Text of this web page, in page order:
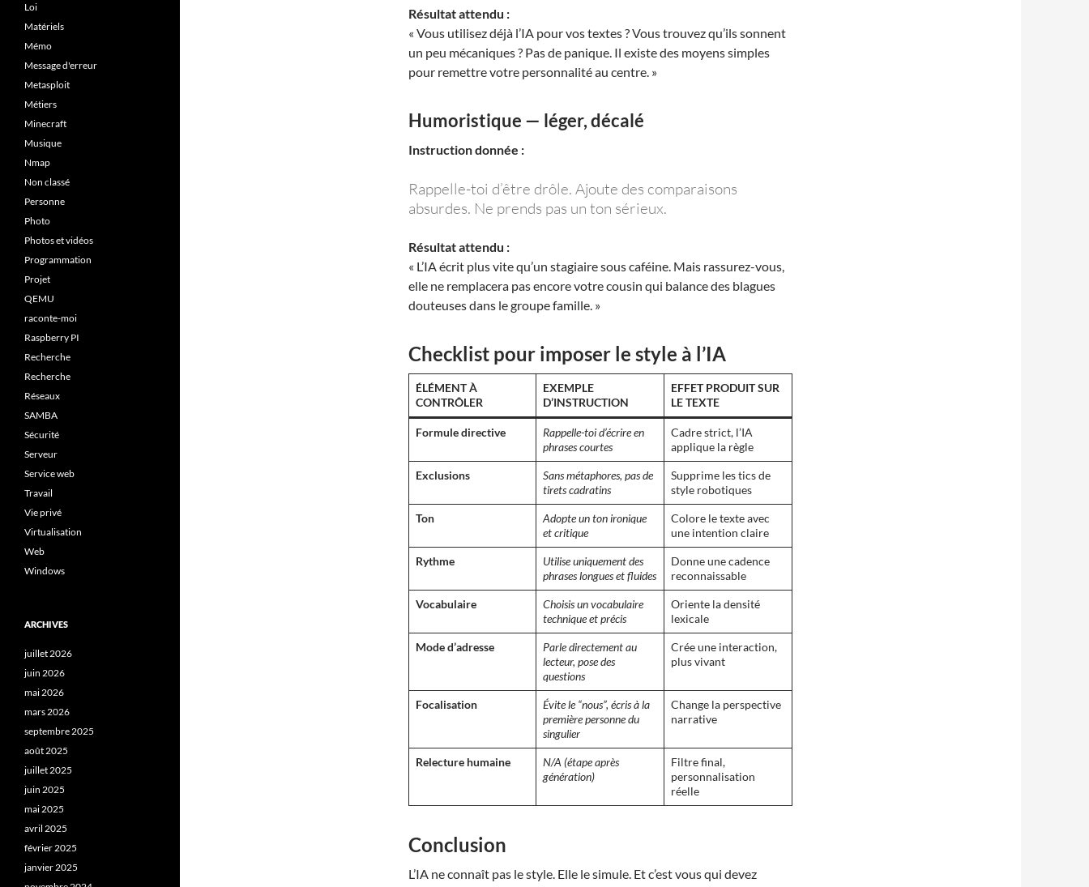
Résultat attendu :
« Vous utilisez déjà l’IA pour vos textes ? Vous trouvez qu’ils sonnent
un peu mécaniques ? Pas de panique. Il existe des moyens simples
pour remettre votre personnalité au centre. »
Humoristique — léger, décalé
Instruction donnée :
Rappelle-toi d’être drôle. Ajoute des comparaisons
absurdes. Ne prends pas un ton sérieux.
Résultat attendu :
« L’IA écrit plus vite qu’un stagiaire sous caféine. Mais rassurez-vous,
elle ne remplacera pas encore votre cousin qui balance des blagues
douteuses dans le groupe famille. »
Checklist pour imposer le style à l’IA
ÉLÉMENT À
CONTRÔLER
EXEMPLE
D’INSTRUCTION
EFFET PRODUIT SUR
LE TEXTE
Formule directive
Rappelle-toi d’écrire en
phrases courtes
Cadre strict, l’IA
applique la règle
Exclusions
Sans métaphores, pas de
tirets cadratins
Supprime les tics de
style robotiques
Ton
Adopte un ton ironique
et critique
Colore le texte avec
une intention claire
Rythme
Utilise uniquement des
phrases longues et fluides
Donne une cadence
reconnaissable
Vocabulaire
Choisis un vocabulaire
technique et précis
Oriente la densité
lexicale
Mode d’adresse
Parle directement au
lecteur, pose des
questions
Crée une interaction,
plus vivant
Focalisation
Évite le “nous”, écris à la
première personne du
singulier
Change la perspective
narrative
Relecture humaine
N/A (étape après
génération)
Filtre final,
personnalisation
réelle
Conclusion
L’IA ne connaît pas le style. Elle le simule. Et c’est vous qui devez
Loi
Matériels
Mémo
Message d'erreur
Metasploit
Métiers
Minecraft
Musique
Nmap
Non classé
Personne
Photo
Photos et vidéos
Programmation
Projet
QEMU
raconte-moi
Raspberry PI
Recherche
Recherche
Réseaux
SAMBA
Sécurité
Serveur
Service web
Travail
Vie privé
Virtualisation
Web
Windows
ARCHIVES
juillet 2026
juin 2026
mai 2026
mars 2026
septembre 2025
août 2025
juillet 2025
juin 2025
mai 2025
avril 2025
février 2025
janvier 2025